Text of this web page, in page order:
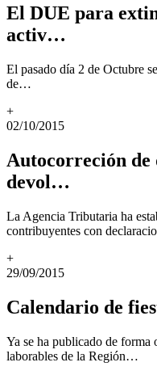
El DUE para
activ…
El pasado día 2 de Octubre
de…
+
02/10/2015
Autocorreción de
devol…
La Agencia Tributaria ha
contribuyentes con
+
29/09/2015
Calendario de
Ya se ha publicado de forma
laborables de la Región…